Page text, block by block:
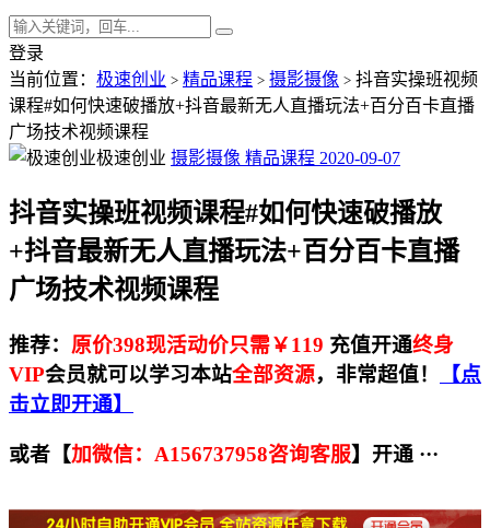
登录
当前位置： 极速创业 > 精品课程 > 摄影摄像 > 抖音实操班视频
课程#如何快速破播放+抖音最新无人直播玩法+百分百卡直播
广场技术视频课程
极速创业 摄影摄像 精品课程 2020-09-07
抖音实操班视频课程#如何快速破播放
+抖音最新无人直播玩法+百分百卡直播
广场技术视频课程
推荐： 原价398现活动价只需￥119 充值开通终身
VIP会员就可以学习本站全部资源，非常超值！
【点
击立即开通】
或者【加微信：A156737958咨询客服】开通 ···